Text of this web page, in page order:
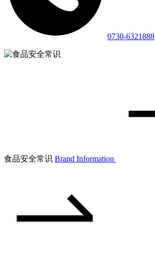
0730-6321888
食品安全常识 Brand Information